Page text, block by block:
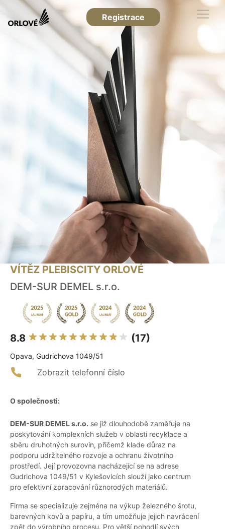
Registrace
VÍTĚZ PLEBISCITY ORLOVÉ
DEM-SUR DEMEL s.r.o.
8.8 (17)
Opava, Gudrichova 1049/51
Zobrazit telefonní číslo
O společnosti:
DEM-SUR DEMEL s.r.o. se již dlouhodobě zaměřuje na
poskytování komplexních služeb v oblasti recyklace a
sběru druhotných surovin, přičemž klade důraz na
podporu udržitelného rozvoje a ochranu životního
prostředí. Její provozovna nacházející se na adrese
Gudrichova 1049/51 v Kylešovicích slouží jako centrum
pro efektivní zpracování různorodých materiálů.
Firma se specializuje zejména na výkup železného šrotu,
barevných kovů a papíru, a tím umožňuje jejich navrácení
zpět do výrobního procesu. Pro větší pohodlí svých